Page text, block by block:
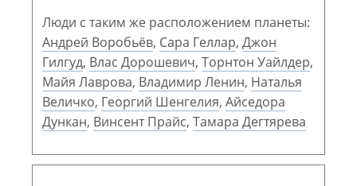
Люди с таким же расположением планеты:
Андрей Воробьёв, Сара Геллар, Джон
Гилгуд, Влас Дорошевич, Торнтон Уайлдер,
Майя Лаврова, Владимир Ленин, Наталья
Величко, Георгий Шенгелия, Айседора
Дункан, Винсент Прайс, Тамара Дегтярева